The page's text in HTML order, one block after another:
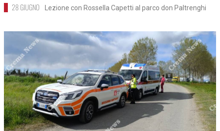
28 GIUGNO Lezione con Rossella Capetti al parco don Paltrenghi